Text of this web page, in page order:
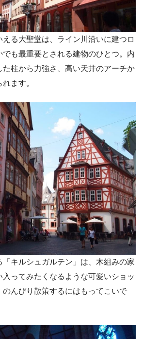
る大聖堂は、ライン川沿いに建つロ
でも最重要とされる建物のひとつ。内
た柱から力強さ、高い天井のアーチか
ます。
「キルシュガルテン」は、木組みの家
ってみたくなるような可愛いショッ
のんびり散策するにはもってこいで